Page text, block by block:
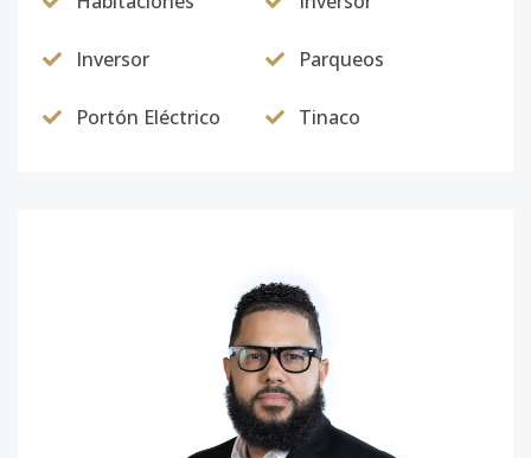
Inversor Parqueos
Portón Eléctrico Tinaco